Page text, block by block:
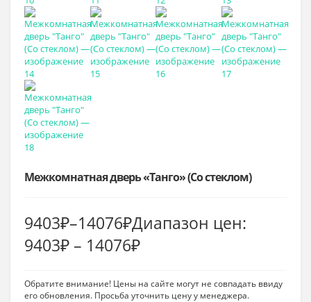
Межкомнатная дверь «Танго» (Со стеклом)
9403₽–14076₽Диапазон цен:
9403₽ – 14076₽
Обратите внимание! Цены на сайте могут не совпадать ввиду
его обновления. Просьба уточнить цену у менеджера.